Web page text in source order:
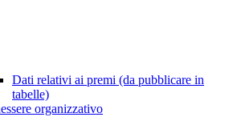
Dati relativi ai premi (da pubblicare in
tabelle)
organizzativo